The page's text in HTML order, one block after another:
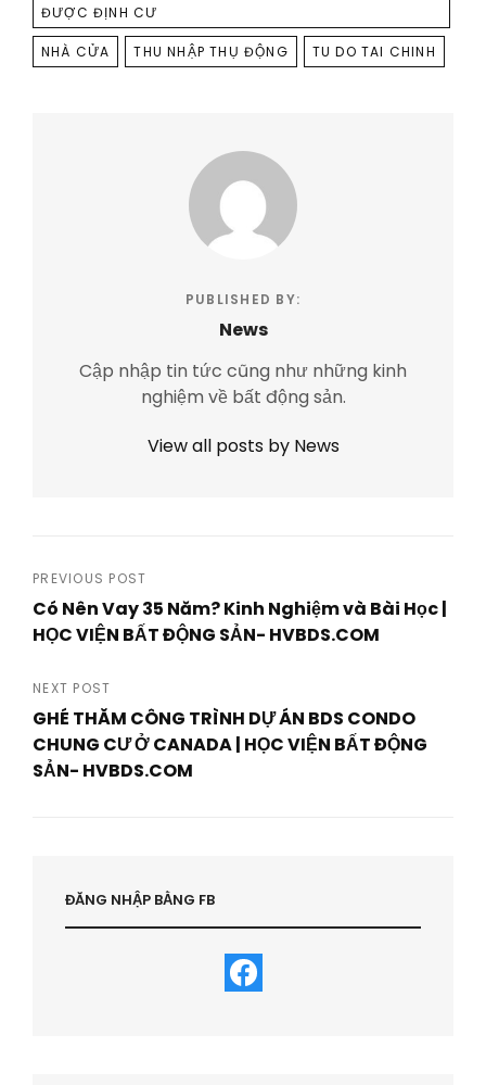
ĐƯỢC ĐỊNH CƯ
NHÀ CỬA THU NHẬP THỤ ĐỘNG TU DO TAI CHINH
PUBLISHED BY:
News
Cập nhập tin tức cũng như những kinh
nghiệm về bất động sản.
View all posts by News
Post
navigation
PREVIOUS POST
Có Nên Vay 35 Năm? Kinh Nghiệm và Bài Học |
HỌC VIỆN BẤT ĐỘNG SẢN- HVBDS.COM
Post
NEXT POST
GHÉ THĂM CÔNG TRÌNH DỰ ÁN BDS CONDO
CHUNG CƯ Ở CANADA | HỌC VIỆN BẤT ĐỘNG
SẢN- HVBDS.COM
ĐĂNG NHẬP BẰNG FB